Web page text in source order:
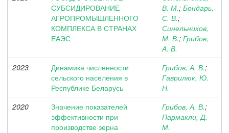
СУБСИДИРОВАНИЕ
АГРОПРОМЫШЛЕННОГО
КОМПЛЕКСА В СТРАНАХ
ЕАЭС
В. М.; Бондарь,
С. В.;
Синельников,
М. В.; Грибов,
А. В.
2023
Динамика численности
сельского населения в
Республике Беларусь
Грибов, А. В.;
Гаврилюк, Ю.
Н.
2020
Значение показателей
эффективности при
производстве зерна
Грибов, А. В.;
Пармакли, Д.
М.